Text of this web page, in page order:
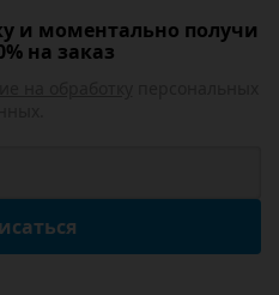
и моментально получи
на заказ